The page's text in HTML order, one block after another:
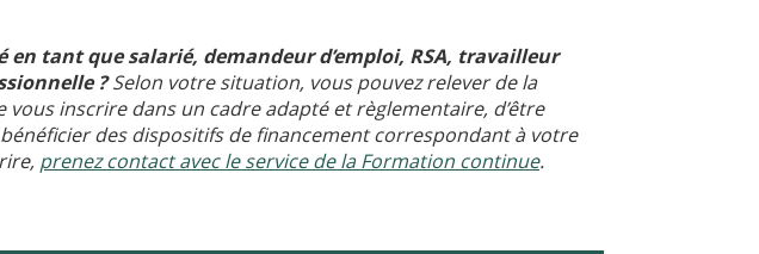
en tant que salarié, demandeur d’emploi, RSA, travailleur
?Selon votre situation, vous pouvez relever de la
inscrire dans un cadre adapté et règlementaire, d’être
des dispositifs de financement correspondant à votre
prenez contact avec le service de la Formation continue.